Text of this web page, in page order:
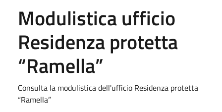
Modulistica ufficio
Residenza protetta
“Ramella”
Consulta la modulistica dell'ufficio Residenza protetta
“Ramella”